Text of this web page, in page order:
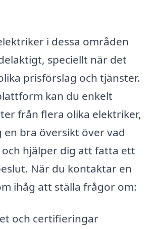
i dessa områden
speciellt när det
prisförslag och tjänster.
kan du enkelt
från flera olika elektriker,
en bra översikt över vad
hjälper dig att fatta ett
När du kontaktar en
ihåg att ställa frågor om:
och certifieringar